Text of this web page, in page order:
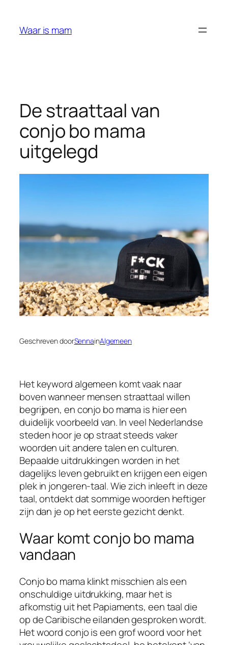
Waar is mam
De straattaal van
conjo bo mama
uitgelegd
Geschreven doorSennainAlgemeen
Het keyword algemeen komt vaak naar
boven wanneer mensen straattaal willen
begrijpen, en conjo bo mama is hier een
duidelijk voorbeeld van. In veel Nederlandse
steden hoor je op straat steeds vaker
woorden uit andere talen en culturen.
Bepaalde uitdrukkingen worden in het
dagelijks leven gebruikt en krijgen een eigen
plek in jongeren-taal. Wie zich inleeft in deze
taal, ontdekt dat sommige woorden heftiger
zijn dan je op het eerste gezicht denkt.
Waar komt conjo bo mama
vandaan
Conjo bo mama klinkt misschien als een
onschuldige uitdrukking, maar het is
afkomstig uit het Papiaments, een taal die
op de Caribische eilanden gesproken wordt.
Het woord conjo is een grof woord voor het